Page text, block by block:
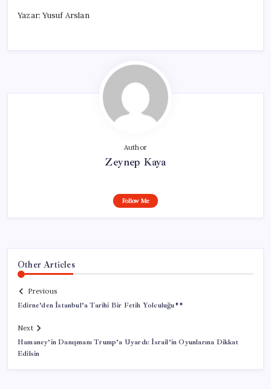
Yazar: Yusuf Arslan
Author
Zeynep Kaya
Follow Me
Other Articles
Previous
Edirne’den İstanbul’a Tarihi Bir Fetih Yolculuğu**
Next
Hamaney’in Danışmanı Trump’a Uyardı: İsrail’in Oyunlarına Dikkat
Edilsin